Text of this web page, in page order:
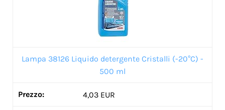
Lampa 38126 Liquido detergente Cristalli (-20°C) -
500 ml
4,03 EUR